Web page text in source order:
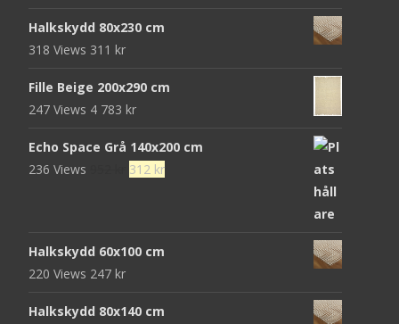
Halkskydd 80x230 cm
318 Views 311 kr
Fille Beige 200x290 cm
247 Views 4 783 kr
Echo Space Grå 140x200 cm
236 Views
Det
952 kr.
312 krDet
Halkskydd 60x100 cm
220 Views 247 kr
Halkskydd 80x140 cm